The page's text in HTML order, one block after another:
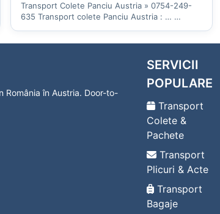
Transport Colete Panciu Austria » 0754-249-
635 Transport colete Panciu Austria : …
Vezi detalii
în Austria. Door-to-
SERVICII
POPULARE
Transport
Colete &
Pachete
Transport
Plicuri & Acte
Transport
Bagaje